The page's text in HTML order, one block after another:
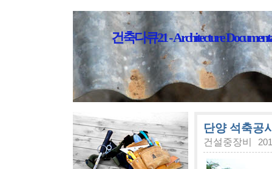
건축다큐21 - Architecture
단양 석축공
건설중장비